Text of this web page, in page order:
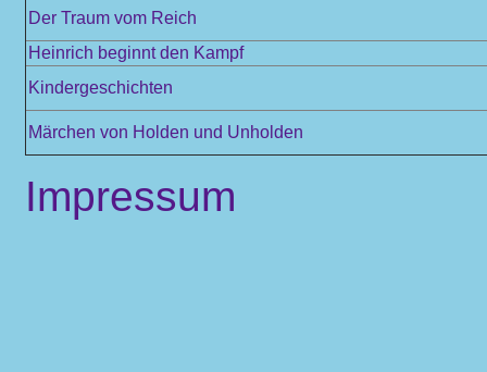
Der Traum vom Reich
Heinrich beginnt den Kampf
Kindergeschichten
Märchen von Holden und Unholden
Impressum